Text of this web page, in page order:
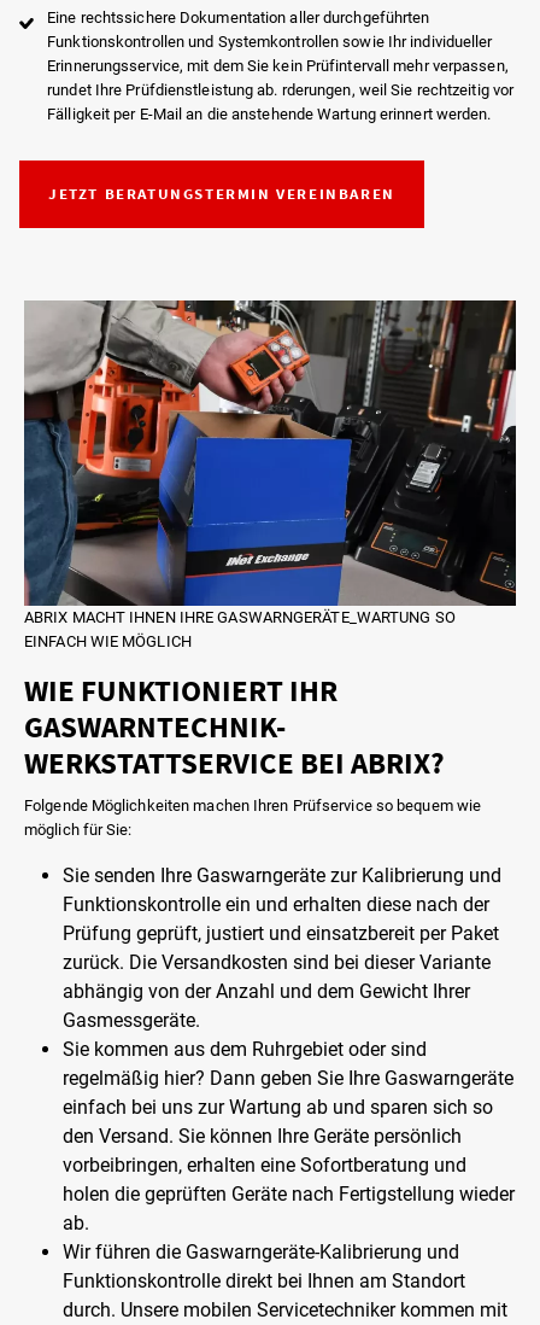
Eine rechtssichere Dokumentation aller durchgeführten
Funktionskontrollen und Systemkontrollen sowie Ihr individueller
Erinnerungsservice, mit dem Sie kein Prüfintervall mehr verpassen,
rundet Ihre Prüfdienstleistung ab. rderungen, weil Sie rechtzeitig vor
Fälligkeit per E-Mail an die anstehende Wartung erinnert werden.
JETZT BERATUNGSTERMIN VEREINBAREN
ABRIX MACHT IHNEN IHRE GASWARNGERÄTE_WARTUNG SO
EINFACH WIE MÖGLICH
WIE FUNKTIONIERT IHR
GASWARNTECHNIK-
WERKSTATTSERVICE BEI ABRIX?
Folgende Möglichkeiten machen Ihren Prüfservice so bequem wie
möglich für Sie:
Sie senden Ihre Gaswarngeräte zur Kalibrierung und
Funktionskontrolle ein und erhalten diese nach der
Prüfung geprüft, justiert und einsatzbereit per Paket
zurück. Die Versandkosten sind bei dieser Variante
abhängig von der Anzahl und dem Gewicht Ihrer
Gasmessgeräte.
Sie kommen aus dem Ruhrgebiet oder sind
regelmäßig hier? Dann geben Sie Ihre Gaswarngeräte
einfach bei uns zur Wartung ab und sparen sich so
den Versand. Sie können Ihre Geräte persönlich
vorbeibringen, erhalten eine Sofortberatung und
holen die geprüften Geräte nach Fertigstellung wieder
ab.
Wir führen die Gaswarngeräte-Kalibrierung und
Funktionskontrolle direkt bei Ihnen am Standort
durch. Unsere mobilen Servicetechniker kommen mit